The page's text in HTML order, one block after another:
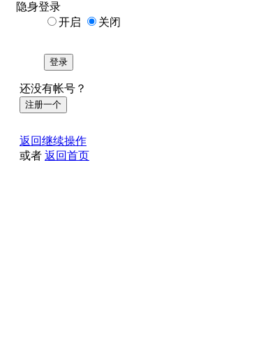
隐身登录
开启
关闭
登录
还没有帐号？
注册一个
返回继续操作
或者 返回首页